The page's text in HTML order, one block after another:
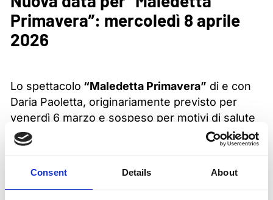
Consent Details About
Primavera”: mercoledì 8 aprile
2026
Lo spettacolo “Maledetta Primavera” di e con
Daria Paoletta, originariamente previsto per
venerdì 6 marzo e sospeso per motivi di salute
dell’attrice, verrà recuperato
mercoledì 8 aprile
2026
Scusandoci per il disagio, comunichiamo che
biglietti già acquistati restano validi per la